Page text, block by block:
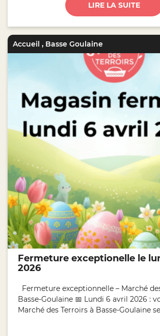
LIRE LA SUITE
Accueil , Basse Goulaine
Fermeture exceptionelle le
2026
Fermeture exceptionnelle – Marché
Basse-Goulaine 📅 Lundi 6 avril 2026 :
Marché des Terroirs à Basse-Goulaine